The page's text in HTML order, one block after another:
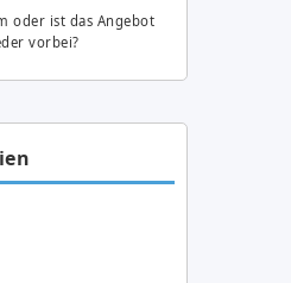
oder ist das Angebot
vorbei?